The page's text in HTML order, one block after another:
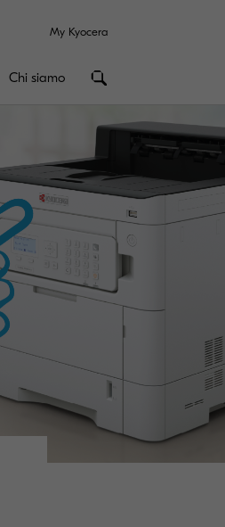
My Kyocera
Chi siamo